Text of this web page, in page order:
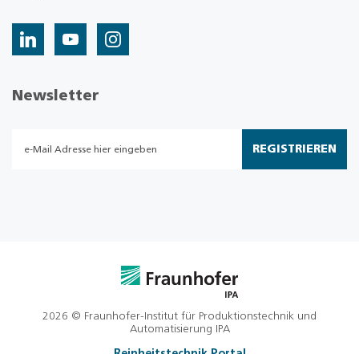
Newsletter
REGISTRIEREN
2026 © Fraunhofer-Institut für Produktionstechnik und
Automatisierung IPA